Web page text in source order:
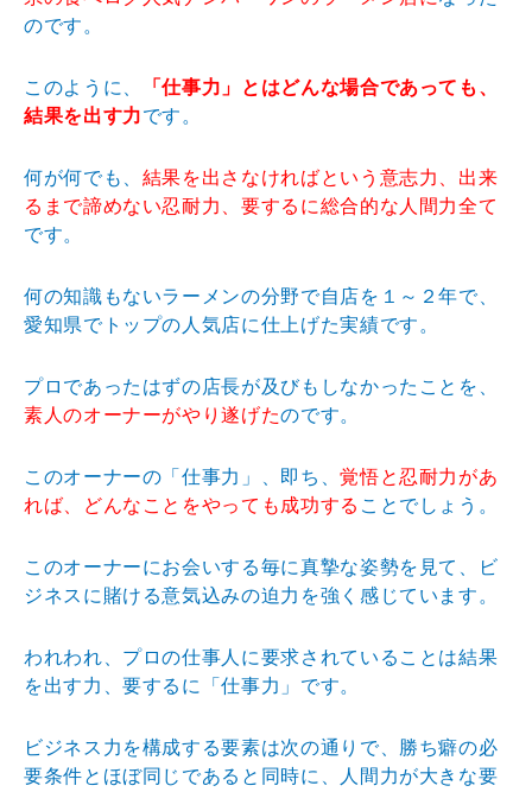
のです。
このように、
「仕事力」とはどんな場合であっても、
結果を出す力です。
何が何でも、 結果を出さなければという意志力、出来
るまで諦めない忍耐力、要するに総合的な人間力全て
です。
何の知識もないラーメンの分野で自店を１～２年で、
愛知県でトップの人気店に仕上げた実績です。
プロであったはずの店長が及びもしなかったことを、
素人のオーナーがやり遂げたのです。
このオーナーの「仕事力」、即ち、覚悟と忍耐力があ
れば、どんなことをやっても成功する ことでしょう。
このオーナーにお会いする毎に真摯な姿勢を見て、ビ
ジネスに賭ける意気込みの迫力を強く感じています。
われわれ、プロの仕事人に要求されていることは結果
を出す力、要するに「仕事力」です。
ビジネス力を構成する要素は次の通りで、勝ち癖の必
要条件とほぼ同じであると同時に、人間力が大きな要